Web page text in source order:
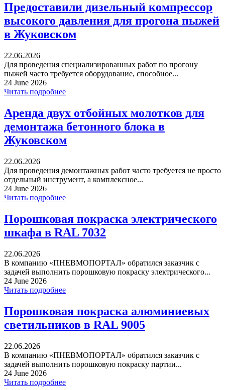
Предоставили дизельный компрессор
высокого давления для прогона пыжей
в Жуковском
22.06.2026
Для проведения специализированных работ по прогону
пыжей часто требуется оборудование, способное...
24 June 2026
Читать подробнее
Аренда двух отбойных молотков для
демонтажа бетонного блока в
Жуковском
22.06.2026
Для проведения демонтажных работ часто требуется не просто
отдельный инструмент, а комплексное...
24 June 2026
Читать подробнее
Порошковая покраска электрического
шкафа в RAL 7032
22.06.2026
В компанию «ПНЕВМОПОРТАЛ» обратился заказчик с
задачей выполнить порошковую покраску электрического...
24 June 2026
Читать подробнее
Порошковая покраска алюминиевых
светильников в RAL 9005
22.06.2026
В компанию «ПНЕВМОПОРТАЛ» обратился заказчик с
задачей выполнить порошковую покраску партии...
24 June 2026
Читать подробнее